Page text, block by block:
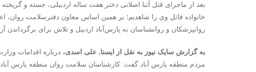
بعد از ماجرای قتل آتنا اصلانی دختر هفت ساله اردبیلی، جسته و
خانواده قاتل وی را شاهدیم؛ بر همین اساس معاون دفترسلامت روان،
روانپزشکان و روانشناسان به پارس‌آباد اردبیل و تلاش برای
به گزارش سایک نیوز به نقل از ایسنا, علی اسدی، درباره اقدامات
مردم منطقه پارس آباد گفت: کارشناسان سلامت روان منطقه پارس آباد